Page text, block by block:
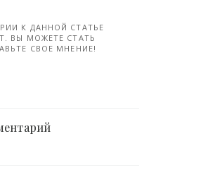
К ДАННОЙ СТАТЬЕ
ВЫ МОЖЕТЕ СТАТЬ
СВОЕ МНЕНИЕ!